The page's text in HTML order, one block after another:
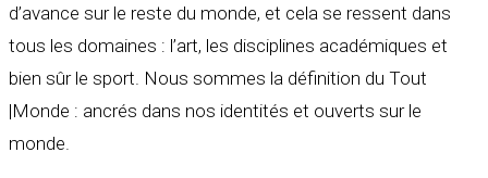
d’avance sur le reste du monde, et cela se ressent dans
tous les domaines : l’art, les disciplines académiques et
bien sûr le sport. Nous sommes la définition du Tout
|Monde : ancrés dans nos identités et ouverts sur le
monde.